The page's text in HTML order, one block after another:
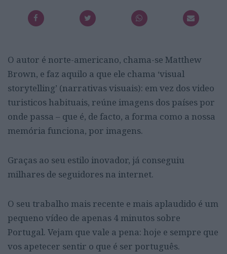
O autor é norte-americano, chama-se Matthew
Brown, e faz aquilo a que ele chama ‘visual
storytelling’ (narrativas visuais): em vez dos video
turisticos habituais, reúne imagens dos países por
onde passa – que é, de facto, a forma como a nossa
memória funciona, por imagens.
Graças ao seu estilo inovador, já conseguiu
milhares de seguidores na internet.
O seu trabalho mais recente e mais aplaudido é um
pequeno vídeo de apenas 4 minutos sobre
Portugal. Vejam que vale a pena: hoje e sempre que
vos apetecer sentir o que é ser português.